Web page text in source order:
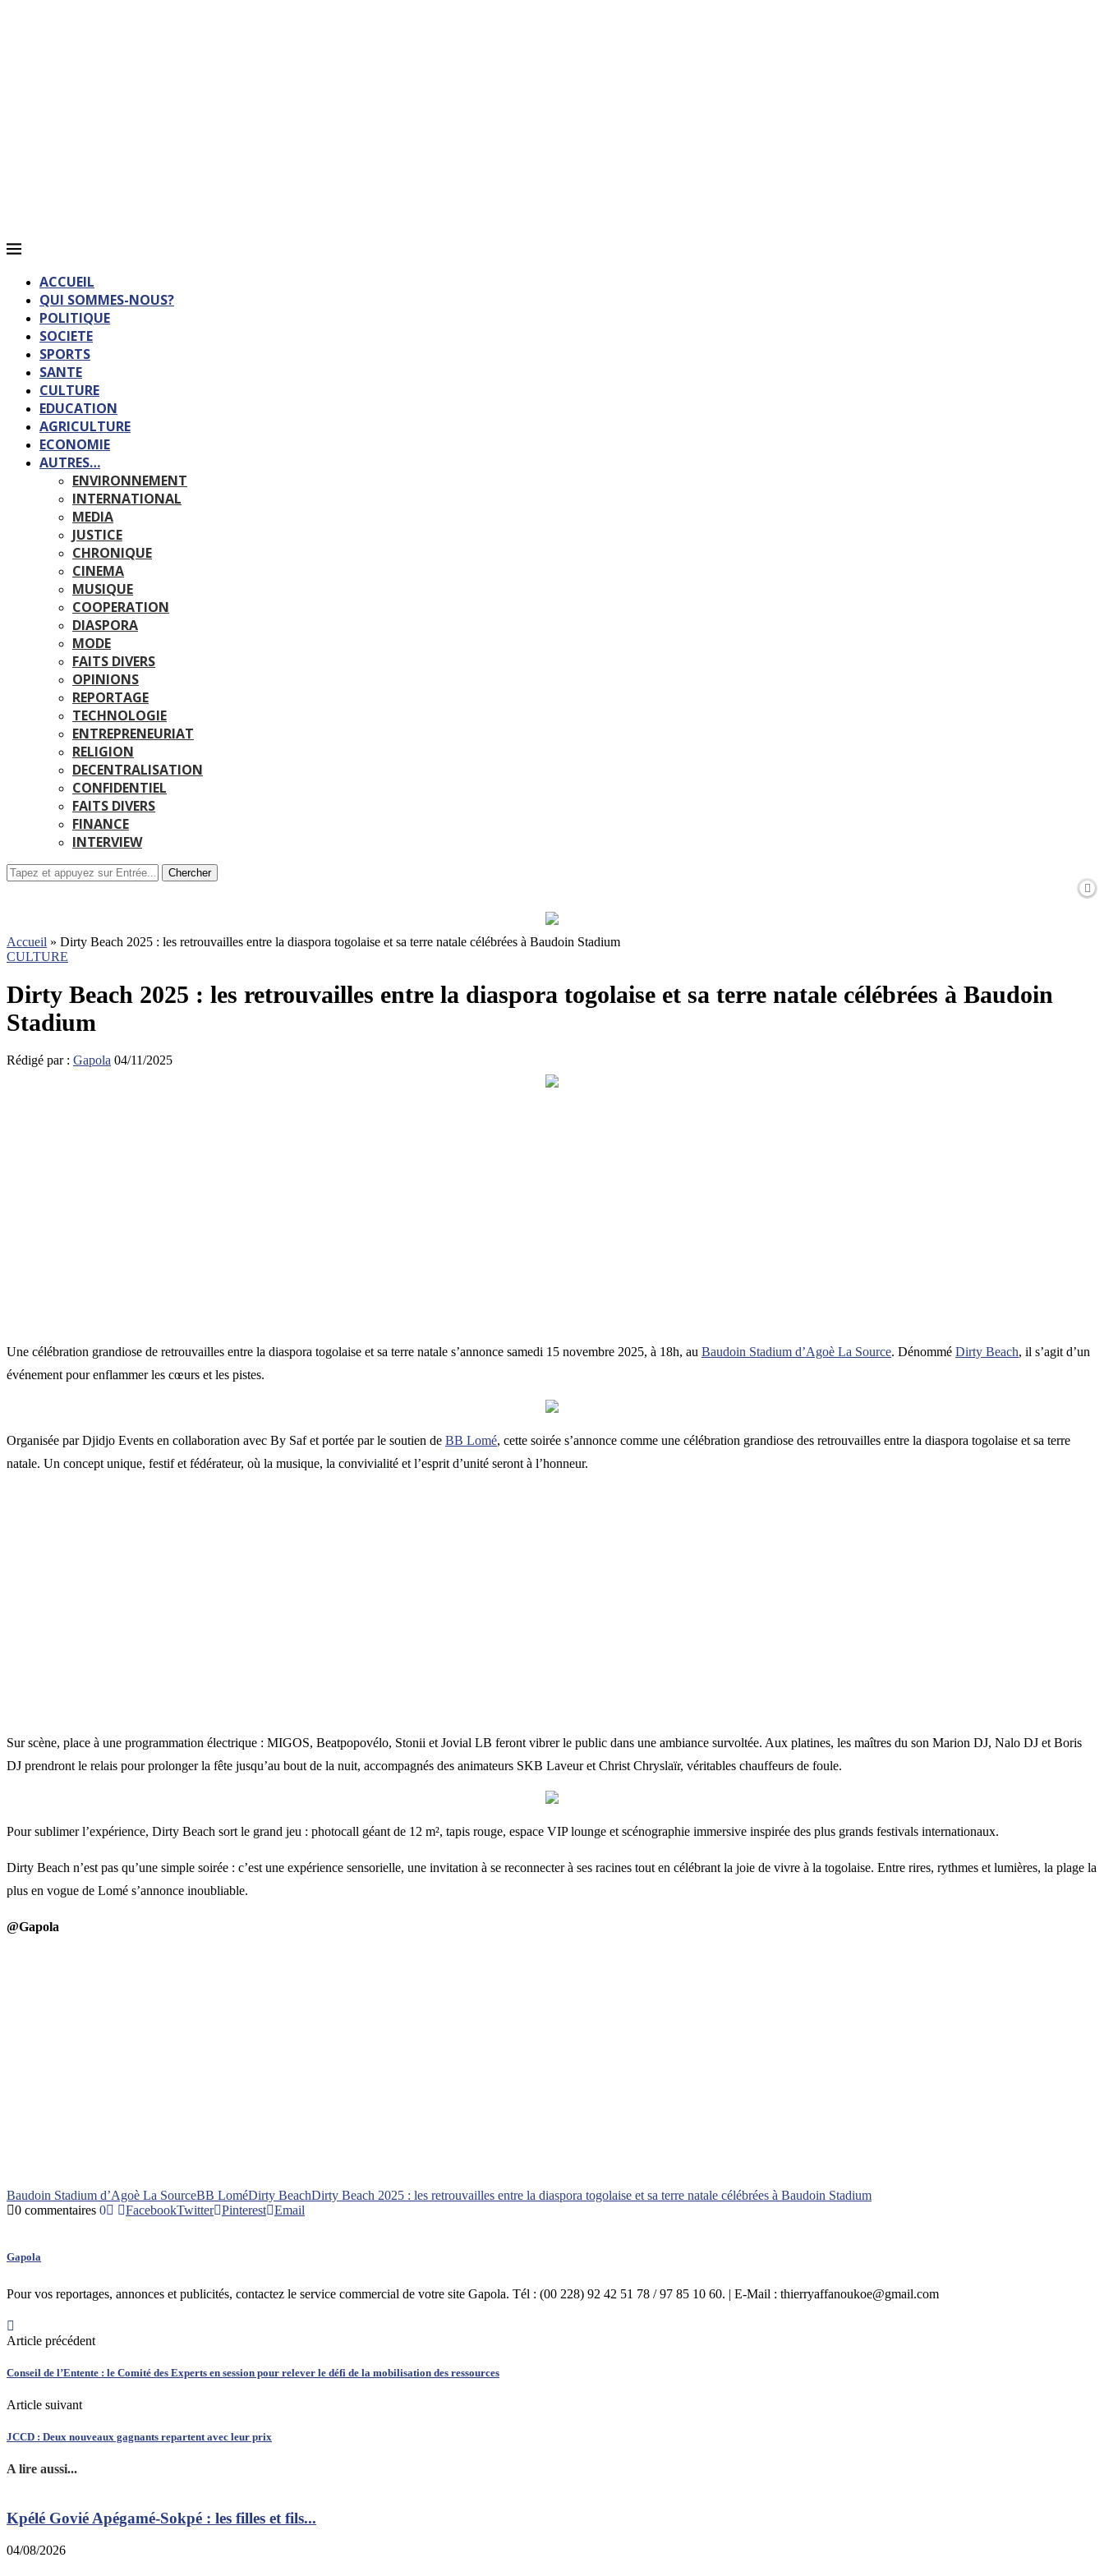
ACCUEIL
QUI SOMMES-NOUS?
POLITIQUE
SOCIETE
SPORTS
SANTE
CULTURE
EDUCATION
AGRICULTURE
ECONOMIE
AUTRES…
ENVIRONNEMENT
INTERNATIONAL
MEDIA
JUSTICE
CHRONIQUE
CINEMA
MUSIQUE
COOPERATION
DIASPORA
MODE
FAITS DIVERS
OPINIONS
REPORTAGE
TECHNOLOGIE
ENTREPRENEURIAT
RELIGION
DECENTRALISATION
CONFIDENTIEL
FAITS DIVERS
FINANCE
INTERVIEW
Chercher
Accueil » Dirty Beach 2025 : les retrouvailles entre la diaspora togolaise et sa terre natale célébrées à Baudoin Stadium
CULTURE
Dirty Beach 2025 : les retrouvailles entre la diaspora togolaise et sa terre natale célébrées à Baudoin
Stadium
Rédigé par : Gapola 04/11/2025
Une célébration grandiose de retrouvailles entre la diaspora togolaise et sa terre natale s’annonce samedi 15 novembre 2025, à 18h, au Baudoin Stadium d’Agoè La Source. Dénommé Dirty Beach, il s’agit d’un
événement pour enflammer les cœurs et les pistes.
Organisée par Djidjo Events en collaboration avec By Saf et portée par le soutien de BB Lomé, cette soirée s’annonce comme une célébration grandiose des retrouvailles entre la diaspora togolaise et sa terre
natale. Un concept unique, festif et fédérateur, où la musique, la convivialité et l’esprit d’unité seront à l’honneur.
Sur scène, place à une programmation électrique : MIGOS, Beatpopovélo, Stonii et Jovial LB feront vibrer le public dans une ambiance survoltée. Aux platines, les maîtres du son Marion DJ, Nalo DJ et Boris
DJ prendront le relais pour prolonger la fête jusqu’au bout de la nuit, accompagnés des animateurs SKB Laveur et Christ Chryslaïr, véritables chauffeurs de foule.
Pour sublimer l’expérience, Dirty Beach sort le grand jeu : photocall géant de 12 m², tapis rouge, espace VIP lounge et scénographie immersive inspirée des plus grands festivals internationaux.
Dirty Beach n’est pas qu’une simple soirée : c’est une expérience sensorielle, une invitation à se reconnecter à ses racines tout en célébrant la joie de vivre à la togolaise. Entre rires, rythmes et lumières, la plage la
plus en vogue de Lomé s’annonce inoubliable.
@Gapola
Baudoin Stadium d’Agoè La SourceBB LoméDirty BeachDirty Beach 2025 : les retrouvailles entre la diaspora togolaise et sa terre natale célébrées à Baudoin Stadium
0 commentaires 0 FacebookTwitter Pinterest Email
Gapola
Pour vos reportages, annonces et publicités, contactez le service commercial de votre site Gapola. Tél : (00 228) 92 42 51 78 / 97 85 10 60. | E-Mail : thierryaffanoukoe@gmail.com
Article précédent
Conseil de l’Entente : le Comité des Experts en session pour relever le défi de la mobilisation des ressources
Article suivant
JCCD : Deux nouveaux gagnants repartent avec leur prix
A lire aussi...
Kpélé Govié Apégamé-Sokpé : les filles et fils...
04/08/2026